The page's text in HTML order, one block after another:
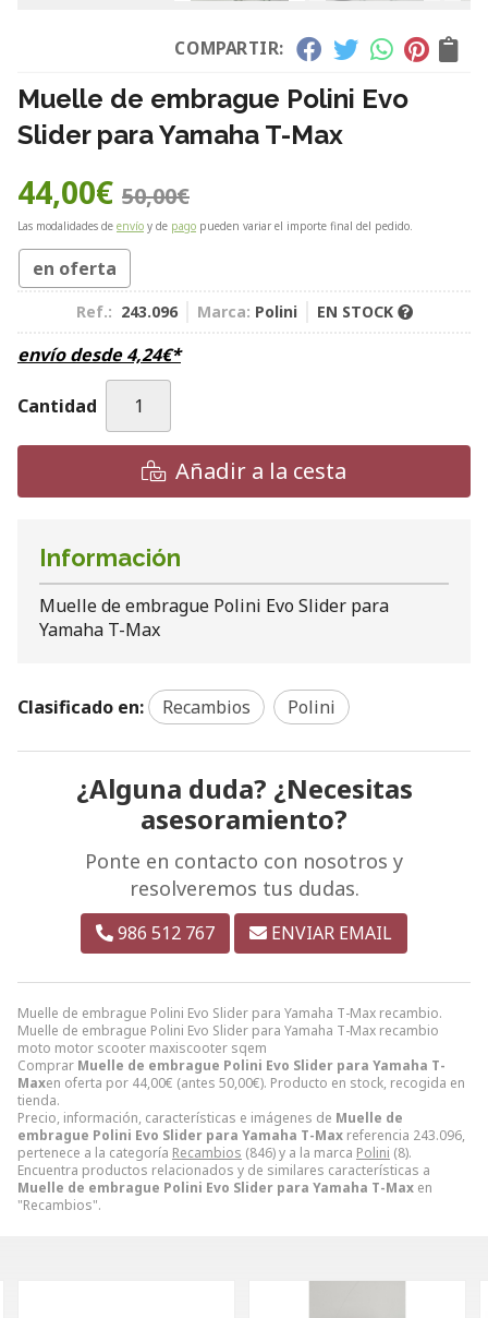
COMPARTIR:
Muelle de embrague Polini Evo
Slider para Yamaha T-Max
44,00€ 50,00€
Las modalidades de envío y de pago pueden variar el importe final del pedido.
en oferta
Ref.: 243.096 Marca: Polini EN STOCK
envío desde4,24€*
Cantidad
Añadir a la cesta
Muelle de embrague Polini Evo Slider para Yamaha T-Max recambio.
Muelle de embrague Polini Evo Slider para Yamaha T-Max recambio
moto motor scooter maxiscooter sqem
Comprar Muelle de embrague Polini Evo Slider para Yamaha T-
Maxen oferta por 44,00€ (antes 50,00€). Producto en stock, recogida en
tienda.
Precio, información, características e imágenes de Muelle de
embrague Polini Evo Slider para Yamaha T-Max referencia 243.096,
pertenece a la categoría Recambios (846) y a la marca Polini (8).
Encuentra productos relacionados y de similares características a
Muelle de embrague Polini Evo Slider para Yamaha T-Max en
"Recambios".
Información
Muelle de embrague Polini Evo Slider para
Yamaha T-Max
Clasificado en: Recambios Polini
¿Alguna duda? ¿Necesitas
asesoramiento?
Ponte en contacto con nosotros y
resolveremos tus dudas.
986 512 767 ENVIAR EMAIL